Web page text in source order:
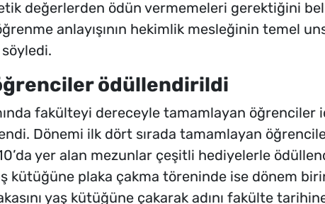
değerlerden ödün vermemeleri gerektiğini
anlayışının hekimlik mesleğinin temel
ödüllendirildi
fakülteyi dereceyle tamamlayan öğrenciler
Dönemi ilk dört sırada tamamlayan
yer alan mezunlar çeşitli hediyelerle
kütüğüne plaka çakma töreninde ise dönem
yaş kütüğüne çakarak adını fakülte tarihine